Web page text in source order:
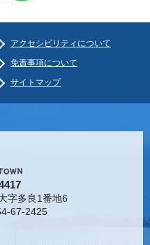
アクセシビリティについて
免責事項について
サイトマップ
字多良1番地6
67-2425